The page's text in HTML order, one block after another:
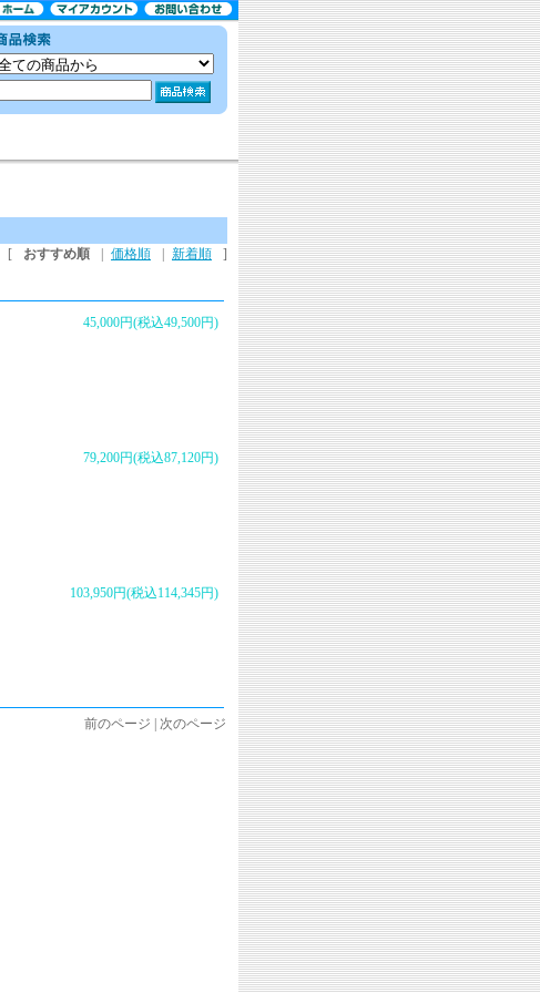
[ おすすめ順 価格順 新着順
]
45,000円(税込49,500円)
79,200円(税込87,120円)
103,950円(税込114,345円)
前のページ | 次のページ